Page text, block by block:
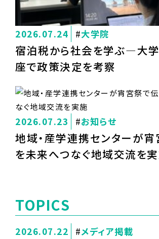
2026.07.24 大学院
宿泊税から社会を学ぶ―大
座で政策決定を考察
2026.07.23 お知らせ
地域・産学連携センターが
を未来へつなぐ地域交流を
TOPICS
2026.07.22
メディア掲載